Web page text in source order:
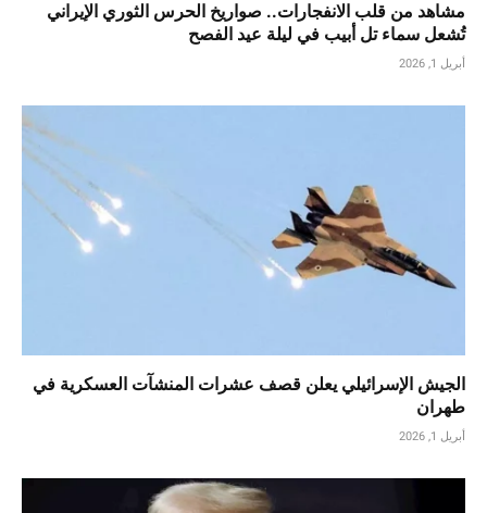
مشاهد من قلب الانفجارات.. صواريخ الحرس الثوري الإيراني
تُشعل سماء تل أبيب في ليلة عيد الفصح
أبريل 1, 2026
الجيش الإسرائيلي يعلن قصف عشرات المنشآت العسكرية في
طهران
أبريل 1, 2026